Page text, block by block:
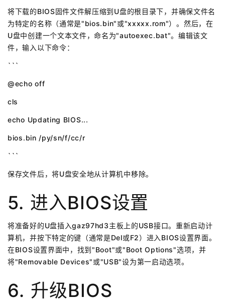
将下载的BIOS固件文件解压缩到U盘的根目录下，并确保文件名
为特定的名称（通常是"bios.bin"或"xxxxx.rom"）。然后，在
U盘中创建一个文本文件，命名为"autoexec.bat"。编辑该文
件，输入以下命令：
```
@echo off
cls
echo Updating BIOS...
bios.bin /py/sn/f/cc/r
```
保存文件后，将U盘安全地从计算机中移除。
5. 进入BIOS设置
将准备好的U盘插入gaz97hd3主板上的USB接口。重新启动计
算机，并按下特定的键（通常是Del或F2）进入BIOS设置界面。
在BIOS设置界面中，找到"Boot"或"Boot Options"选项，并
将"Removable Devices"或"USB"设为第一启动选项。
6. 升级BIOS